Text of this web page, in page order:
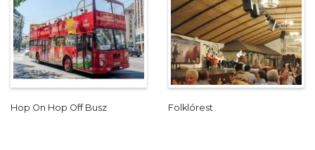
Hop On Hop Off Busz Folklórest